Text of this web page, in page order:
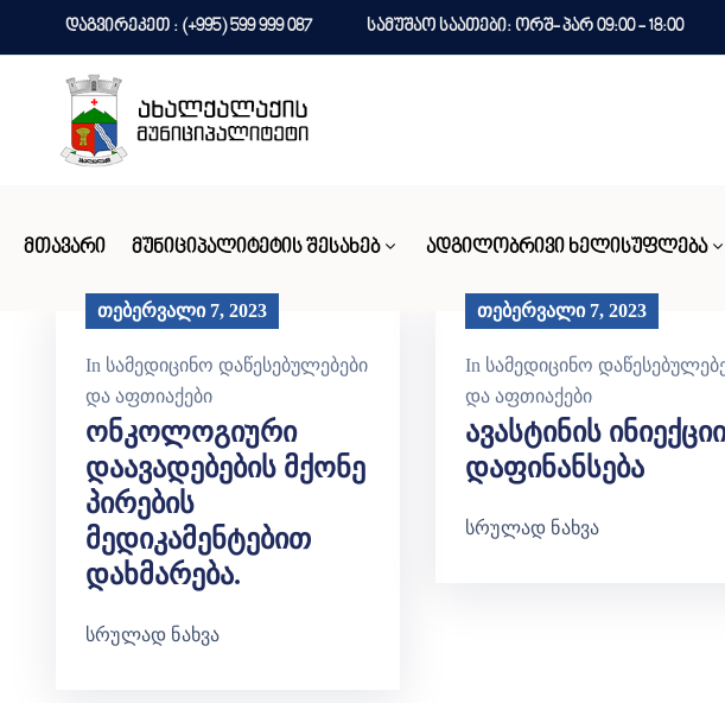
დაგვირეკეთ : (+995) 599 999 087 სამუშაო საათები: ორშ- პარ 09:00 - 18:00
ᲛᲗᲐᲕᲐᲠᲘ ᲛᲣᲜᲘᲪᲘᲞᲐᲚᲘᲢᲔᲢᲘᲡ ᲨᲔᲡᲐᲮᲔᲑ ᲐᲓᲒᲘᲚᲝᲑᲠᲘᲕᲘ ᲮᲔᲚᲘᲡᲣᲤᲚᲔᲑᲐ
თებერვალი 7, 2023
In სამედიცინო დაწესებულებები
და აფთიაქები
Ონკოლოგიური
Დაავადებების Მქონე
Პირების
Მედიკამენტებით
Დახმარება.
სრულად ნახვა
თებერვალი 7, 2023
In სამედიცინო
და აფთიაქები
Ავასტინის
Დაფინანსება
სრულად ნახვა